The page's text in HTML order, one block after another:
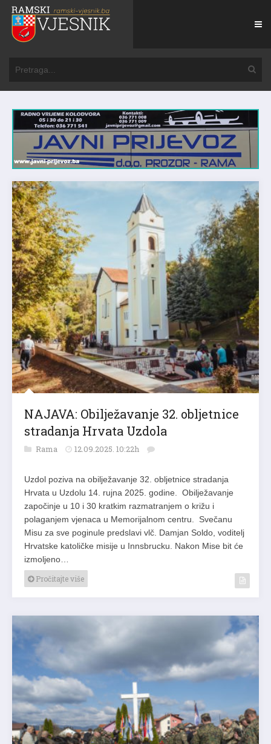
NAJAVA: Obilježavanje 32. obljetnice
stradanja Hrvata Uzdola
Rama 12.09.2025. 10:22h
Uzdol poziva na obilježavanje 32. obljetnice stradanja
Hrvata u Uzdolu 14. rujna 2025. godine. Obilježavanje
započinje u 10 i 30 kratkim razmatranjem o križu i
polaganjem vjenaca u Memorijalnom centru. Svečanu
Misu za sve poginule predslavi vlč. Damjan Soldo, voditelj
Hrvatske katoličke misije u Innsbrucku. Nakon Mise bit će
izmoljeno…
Pročitajte više